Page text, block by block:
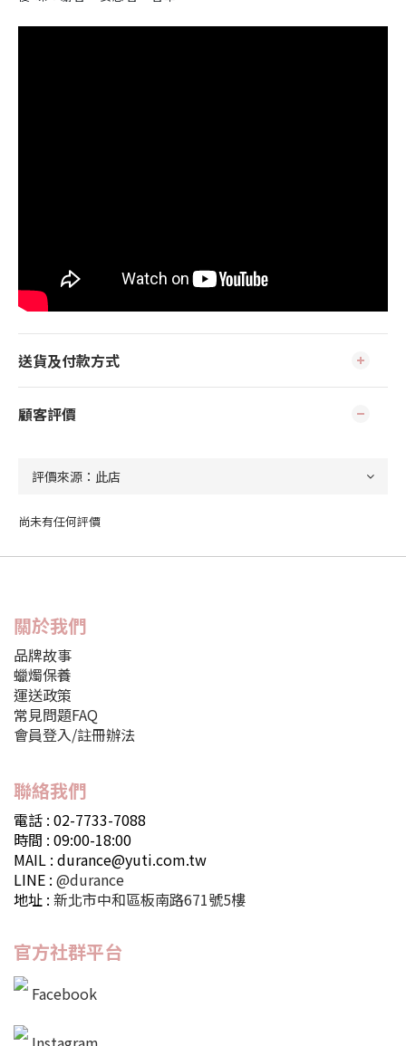
送貨及付款方式
顧客評價
尚未有任何評價
關於我們
品牌故事
蠟燭保養
運送政策
常見問題FAQ
會員登入/註冊辦法
聯絡我們
電話 : 02-7733-7088
時間 : 09:00-18:00
MAIL : durance@yuti.com.tw
LINE : @durance
地址 : 新北市中和區板南路671號5樓
官方社群平台
Facebook